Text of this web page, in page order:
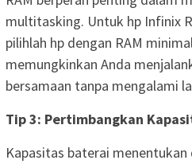
multitasking. Untuk hp Infinix
pilihlah hp dengan RAM
memungkinkan Anda
bersamaan tanpa mengalami
Tip 3: Pertimbangkan
Kapasitas baterai